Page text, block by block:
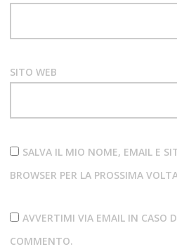
SITO WEB
SALVA IL MIO NOME, EMAIL E
BROWSER PER LA PROSSIMA
AVVERTIMI VIA EMAIL IN CASO
COMMENTO.